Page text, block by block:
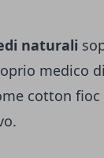
naturali
medico
cotton